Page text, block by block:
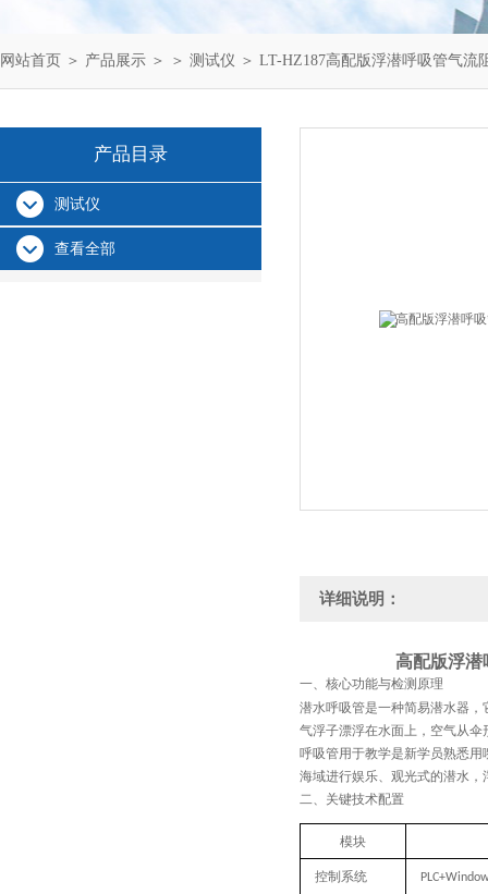
网站首页 ＞ 产品展示 ＞ ＞ 测试仪 ＞ LT-HZ187高配版浮潜呼吸管气流
产品目录
测试仪
查看全部
详细说明：
高配版浮潜
一、核心功能与检测原理
潜水呼吸管是一种简易潜水器
气浮子漂浮在水面上，空气从
呼吸管用于教学是新学员熟悉
海域进行娱乐、观光式的潜水
二、关键技术配置
模块
控制系统